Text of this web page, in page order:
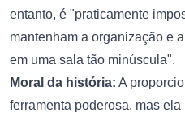
entanto, é "praticamente
mantenham a organização e
em uma sala tão minúscula".
Moral da história: A
ferramenta poderosa, mas